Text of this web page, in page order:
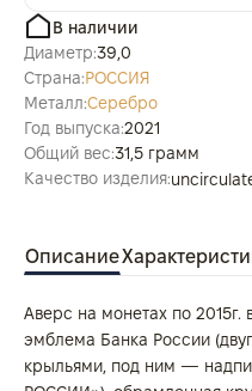
В наличии
Диаметр:39,0
Страна:РОССИЯ
Металл:Серебро
Год выпуска:2021
Общий вес:31,5 грамм
Качество изделия:
Описание
Аверс на монетах по
эмблема Банка России
крыльями, под ним —